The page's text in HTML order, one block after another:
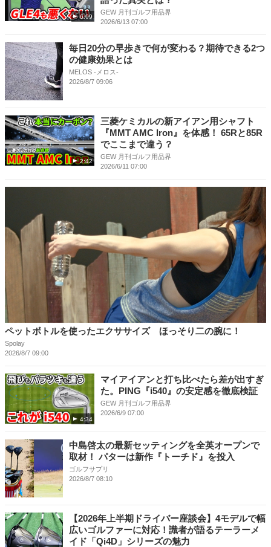
6:09
GEW 月刊ゴルフ用品界
2026/6/13 07:00
毎日20分の早歩きで何が変わる？期待できる2つ
の健康効果とは
MELOS -メロス-
2026/8/7 09:06
2:42
三菱ケミカルの新アイアン用シャフト
『MMT AMC Iron』を体感！ 65Rと85R
でここまで違う？
GEW 月刊ゴルフ用品界
2026/6/11 07:00
ペットボトルを使ったエクササイズ ほっそり二の腕に！
Spolay
2026/8/7 09:00
4:34
マイアイアンと打ち比べたら差が出すぎ
た。PING『i540』の安定感を徹底検証
GEW 月刊ゴルフ用品界
2026/6/9 07:00
中島啓太の最新セッティングを全英オープンで
取材！ パターは新作『トーチド』を投入
ゴルフサプリ
2026/8/7 08:10
【2026年上半期ドライバー座談会】4モデルで幅
広いゴルファーに対応！識者が語るテーラーメ
イド「Qi4D」シリーズの魅力